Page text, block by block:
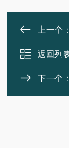
上一个：
返回列
下一个：